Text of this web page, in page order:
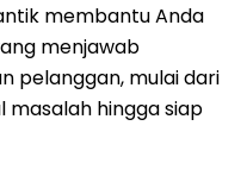
membantu Anda
menjawab
pelanggan, mulai dari
hingga siap